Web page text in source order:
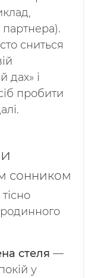
сниться
дах» і
пробити
сонником
родинного
стеля —
у